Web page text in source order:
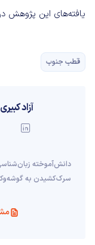
یافته‌های این پژوهش
قطب جنوب
آزاد کبیری
دانش‌آموخته‌
سرک‌کشیدن به